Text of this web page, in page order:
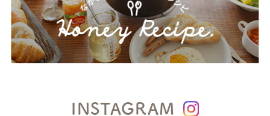
INSTAGRAM